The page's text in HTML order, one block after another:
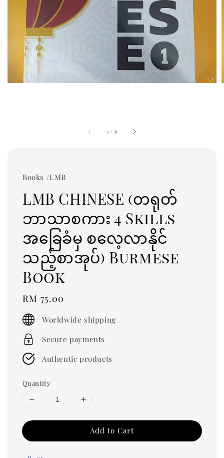
1 / 6
Books /LMB
LMB CHINESE (တရုတ်
ဘာသာစကား 4 Skills
အခြေခံမှ စလေ့လာနိုင်
သည့်စာအုပ်) Burmese
Book
Regular
price
RM 75.00
Worldwide shipping
Secure payments
Authentic products
Quantity
Add to Cart